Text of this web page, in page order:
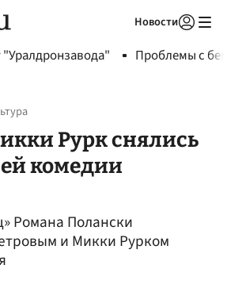
Новости
Проблемы с
Рурк снялись
комедии
Романа Полански
и Микки Рурком